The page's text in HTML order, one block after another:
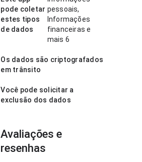
pode coletar
estes tipos
de dados
pessoais,
Informações
financeiras e
mais 6
Os dados são criptografados
em trânsito
Você pode solicitar a
exclusão dos dados
Avaliações e
resenhas